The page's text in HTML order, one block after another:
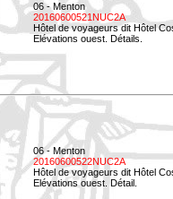
06 - Menton
20160600521NUC2A
Hôtel de voyageurs dit Hôtel
Elévations ouest. Détails.
06 - Menton
20160600522NUC2A
Hôtel de voyageurs dit Hôtel
Elévations ouest. Détail.